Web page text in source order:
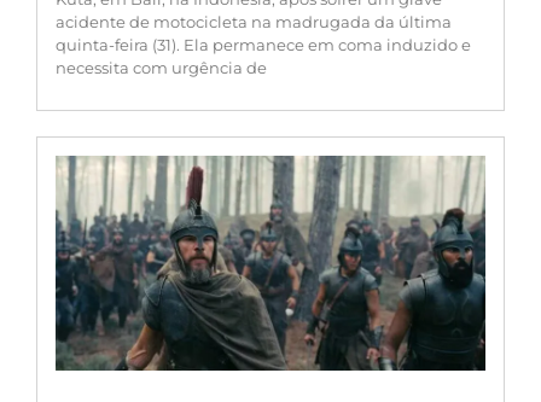
acidente de motocicleta na madrugada da última
quinta-feira (31). Ela permanece em coma induzido e
necessita com urgência de